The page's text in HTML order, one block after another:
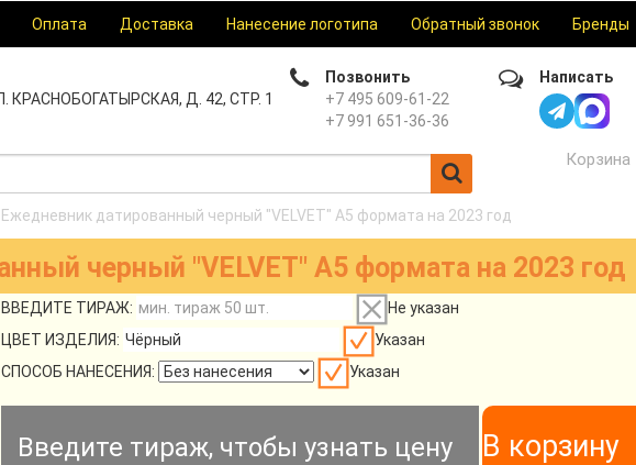
Оплата Доставка Нанесение логотипа Обратный звонок Бренды
КРАСНОБОГАТЫРСКАЯ, Д. 42, СТР. 1
Позвонить
+7 495 609-61-22
+7 991 651-36-36
Написать
Корзина
Ежедневник датированный черный "VELVET" А5 формата на 2023 год
черный "VELVET" А5 формата на 2023 год
ВВЕДИТЕ ТИРАЖ:
Не указан
ЦВЕТ ИЗДЕЛИЯ:
Указан
СПОСОБ НАНЕСЕНИЯ:
Указан
Введите тираж, чтобы узнать цену В корзину